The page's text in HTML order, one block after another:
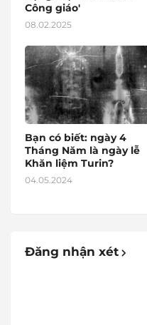
Công giáo'
08.02.2025
Bạn có biết: ngày 4
Tháng Năm là ngày lễ
Khăn liệm Turin?
04.05.2024
Đăng nhận xét